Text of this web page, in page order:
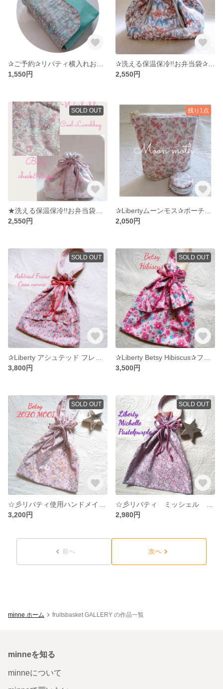
1,550円
2,550円
SOLD OUT
2,550円
残り1点
2,050円
SOLD OUT
3,800円
SOLD OUT
3,500円
SOLD OUT
3,200円
SOLD OUT
2,980円
前へ 次へ
minne ホーム fruitsbasket GALLERY の作品一覧
minneを知る
minneについて